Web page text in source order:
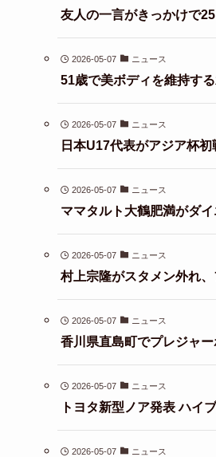
友人の一言がきっかけで
2026-05-07 ニュース
51歳で美ボディを維持す
2026-05-07 ニュース
日本U17代表がアジア杯
2026-05-07 ニュース
ママタルト大鶴肥満がダ
2026-05-07 ニュース
村上宗隆がスタメン外れ
2026-05-07 ニュース
香川県直島町でプレジャ
2026-05-07 ニュース
トヨタ新型ノア発表 ハイ
2026-05-07 ニュース